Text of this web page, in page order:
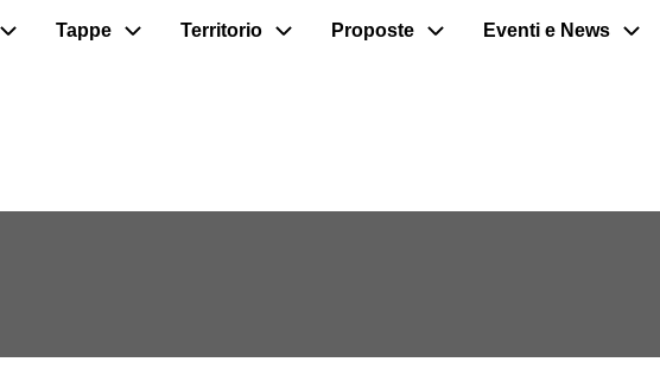
Tappe Territorio Proposte Eventi e News